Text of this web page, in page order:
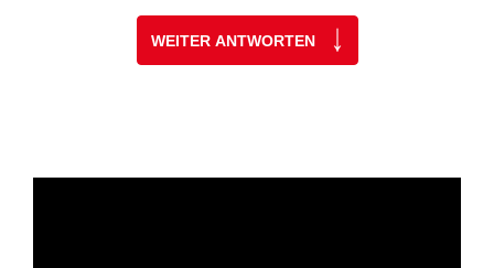
WEITER ANTWORTEN